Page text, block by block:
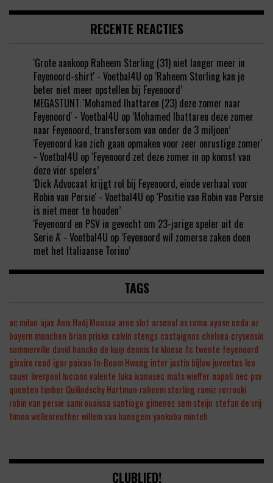
RECENTE REACTIES
'Grote aankoop Raheem Sterling (31) niet langer meer in
Feyenoord-shirt' - Voetbal4U op ‘Raheem Sterling kan je
beter niet meer opstellen bij Feyenoord’
MEGASTUNT: 'Mohamed Ihattaren (23) deze zomer naar
Feyenoord' - Voetbal4U op ‘Mohamed Ihattaren deze zomer
naar Feyenoord, transfersom van onder de 3 miljoen’
'Feyenoord kan zich gaan opmaken voor zeer onrustige zomer'
- Voetbal4U op ‘Feyenoord zet deze zomer in op komst van
deze vier spelers’
'Dick Advocaat krijgt rol bij Feyenoord, einde verhaal voor
Robin van Persie' - Voetbal4U op ‘Positie van Robin van Persie
is niet meer te houden’
'Feyenoord en PSV in gevecht om 23-jarige speler uit de
Serie A' - Voetbal4U op ‘Feyenoord wil zomerse zaken doen
met het Italiaanse Torino’
TAGS
ac milan ajax Anis Hadj Moussa arne slot arsenal as roma ayase ueda az
bayern munchen brian priske calvin stengs castaignos chelsea crysensio
summerville david hancko de kuip dennis te kloese fc twente feyenoord
givairo read igor paixao In-Beom Hwang inter justin bijlow juventus leo
sauer liverpool luciano valente luka ivanusec mats wieffer napoli nec psv
quenten timber Quilindschy Hartman raheem sterling ramiz zerrouki
robin van persie sami ouaissa santiago gimenez sem steijn stefan de vrij
timon wellenreutherwillem van hanegemyankuba minteh
CLUBLIED!